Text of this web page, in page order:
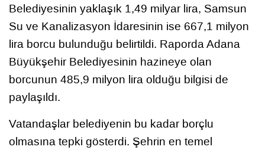
Belediyesinin yaklaşık 1,49 milyar lira, Samsun
Su ve Kanalizasyon İdaresinin ise 667,1 milyon
lira borcu bulunduğu belirtildi. Raporda Adana
Büyükşehir Belediyesinin hazineye olan
borcunun 485,9 milyon lira olduğu bilgisi de
paylaşıldı.
Vatandaşlar belediyenin bu kadar borçlu
olmasına tepki gösterdi. Şehrin en temel